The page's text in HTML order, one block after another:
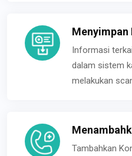
Menyimpan
Informasi
dalam sistem
melakukan
Tambahkan